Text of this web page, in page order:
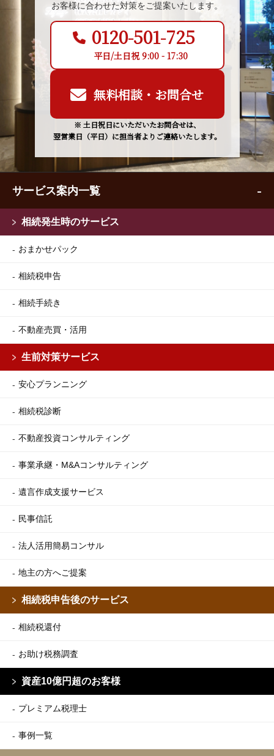
お客様に合わせた対策をご提案いたします。
0120-501-725
平日/土日祝 9:00 - 17:30
無料相談・お問合せ
※ 土日祝日にいただいたお問合せは、
翌営業日（平日）に担当者よりご連絡いたします。
サービス案内一覧
相続発生時のサービス
おまかせパック
相続税申告
相続手続き
不動産売買・活用
生前対策サービス
安心プランニング
相続税診断
不動産投資コンサルティング
事業承継・M&Aコンサルティング
遺言作成支援サービス
民事信託
法人活用簡易コンサル
地主の方へご提案
相続税申告後のサービス
相続税還付
お助け税務調査
資産10億円超のお客様
プレミアム税理士
事例一覧